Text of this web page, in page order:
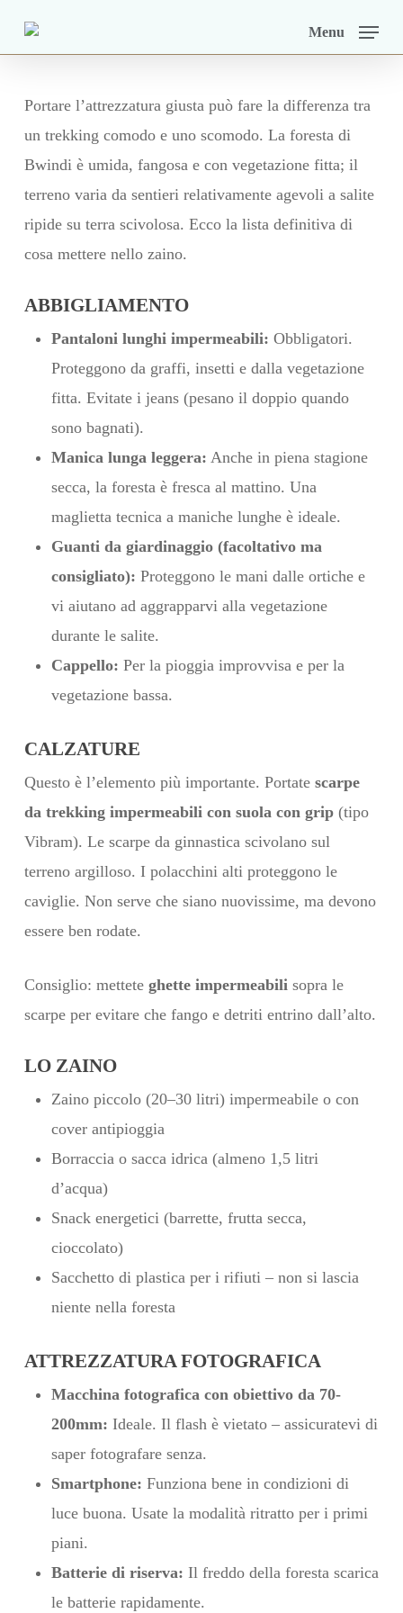
content
Menu
Portare l’attrezzatura giusta può fare la differenza tra
un trekking comodo e uno scomodo. La foresta di
Bwindi è umida, fangosa e con vegetazione fitta; il
terreno varia da sentieri relativamente agevoli a salite
ripide su terra scivolosa. Ecco la lista definitiva di
cosa mettere nello zaino.
ABBIGLIAMENTO
Pantaloni lunghi impermeabili: Obbligatori.
Proteggono da graffi, insetti e dalla vegetazione
fitta. Evitate i jeans (pesano il doppio quando
sono bagnati).
Manica lunga leggera: Anche in piena stagione
secca, la foresta è fresca al mattino. Una
maglietta tecnica a maniche lunghe è ideale.
Guanti da giardinaggio (facoltativo ma
consigliato): Proteggono le mani dalle ortiche e
vi aiutano ad aggrapparvi alla vegetazione
durante le salite.
Cappello: Per la pioggia improvvisa e per la
vegetazione bassa.
CALZATURE
Questo è l’elemento più importante. Portate scarpe
da trekking impermeabili con suola con grip(tipo
Vibram). Le scarpe da ginnastica scivolano sul
terreno argilloso. I polacchini alti proteggono le
caviglie. Non serve che siano nuovissime, ma devono
essere ben rodate.
Consiglio: mettete ghette impermeabilisopra le
scarpe per evitare che fango e detriti entrino dall’alto.
LO ZAINO
Zaino piccolo (20–30 litri) impermeabile o con
cover antipioggia
Borraccia o sacca idrica (almeno 1,5 litri
d’acqua)
Snack energetici (barrette, frutta secca,
cioccolato)
Sacchetto di plastica per i rifiuti – non si lascia
niente nella foresta
ATTREZZATURA FOTOGRAFICA
Macchina fotografica con obiettivo da 70-
200mm: Ideale. Il flash è vietato – assicuratevi di
saper fotografare senza.
Smartphone: Funziona bene in condizioni di
luce buona. Usate la modalità ritratto per i primi
piani.
Batterie di riserva: Il freddo della foresta scarica
le batterie rapidamente.